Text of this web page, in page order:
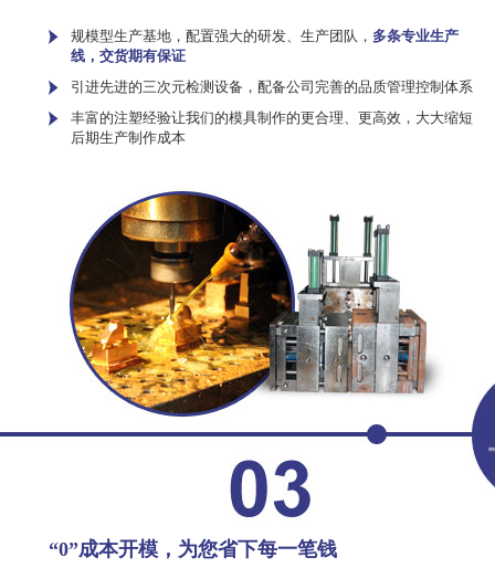
规模型生产基地，配置强大的研发、生产团队， 多条专业生产
线，交货期有保证
引进先进的三次元检测设备，配备公司完善的品质管理控制体系
丰富的注塑经验让我们的模具制作的更合理、更高效，大大缩短
后期生产制作成本
“0”成本开模，为您省下每一笔钱